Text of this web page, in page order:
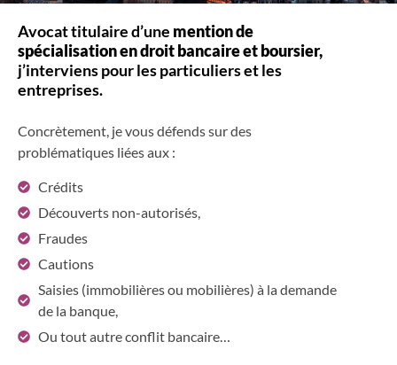
Avocat titulaire d’une mention de
spécialisation en droit bancaire et boursier,
j’interviens pour les particuliers et les
entreprises.
Concrètement, je vous défends sur des
problématiques liées aux :
Crédits
Découverts non-autorisés,
Fraudes
Cautions
Saisies (immobilières ou mobilières) à la demande
de la banque,
Ou tout autre conflit bancaire…